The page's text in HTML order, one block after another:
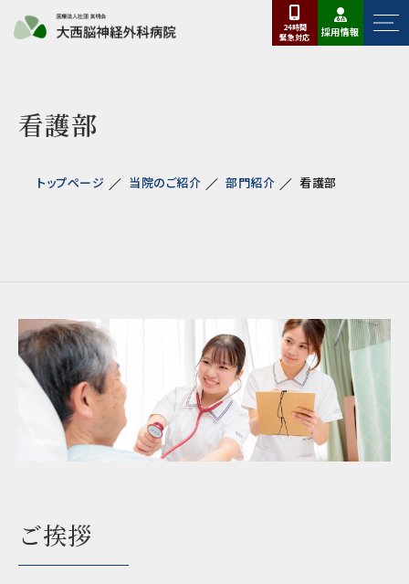
24時間
緊急対応 採用情報
看護部
トップページ 当院のご紹介 部門紹介 看護部
ご挨拶